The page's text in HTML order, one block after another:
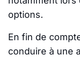
options.
En fin de
conduire à une